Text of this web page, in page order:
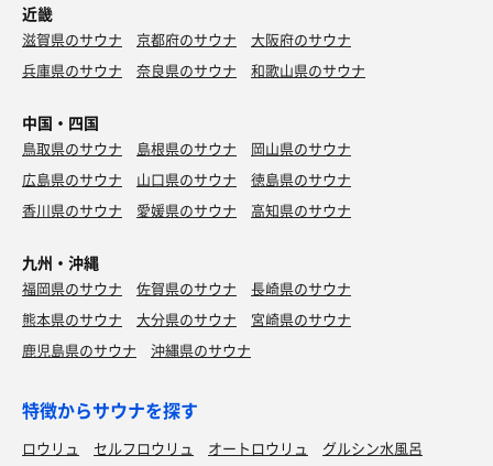
近畿
滋賀県のサウナ 京都府のサウナ
大阪府のサウナ
兵庫県のサウナ
奈良県のサウナ 和歌山県のサウナ
中国・四国
鳥取県のサウナ 島根県のサウナ
岡山県のサウナ
広島県のサウナ
山口県のサウナ
徳島県のサウナ
香川県のサウナ
愛媛県のサウナ 高知県のサウナ
九州・沖縄
福岡県のサウナ 佐賀県のサウナ
長崎県のサウナ
熊本県のサウナ
大分県のサウナ
宮崎県のサウナ
鹿児島県のサウナ
沖縄県のサウナ
特徴からサウナを探す
ロウリュ セルフロウリュ オートロウリュ
グルシン水風呂